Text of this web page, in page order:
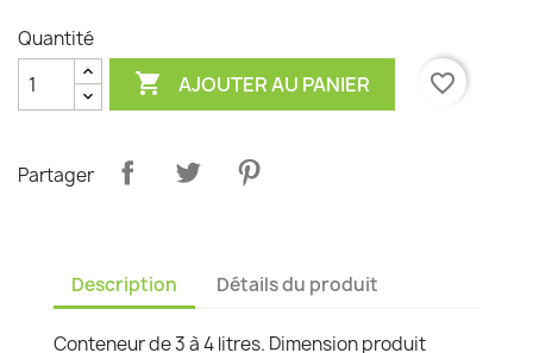
Quantité
 AJOUTER AU PANIER favorite_border
Partager
Description Détails du produit
Conteneur de 3 à 4 litres. Dimension produit